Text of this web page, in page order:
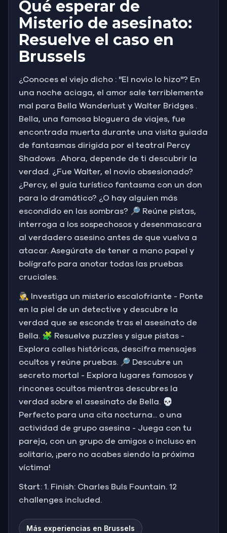
Qué esperar de
Misterio de asesinato:
Resuelve el caso en
Brussels
¿Conoces el viejo dicho : "El novio lo hizo"? En
una noche aciaga, el amor sale terriblemente
mal para Bella Wanderlust y Walter Bridges .
Bella, una famosa bloguera de viajes, fue
encontrada muerta durante una visita guiada
de fantasmas dirigida por el teatral Percy
Shadows . Ahora, depende de ti descubrir la
verdad. ¿Fue Walter, el novio obsesionado?
¿Percy, el guía turístico fantasma con un don
para lo dramático? ¿O hay alguien más
escondido en las sombras? 🔎 Reúne pistas,
interroga a los sospechosos y desenmascara
al verdadero asesino antes de que vuelva a
atacar. Asegúrate de tener a mano papel y
bolígrafo para anotar todas las pruebas
cruciales.
🕵️‍♂️ Investiga un misterio escalofriante - Ponte
en la piel de un detective y descubre la
verdad que se esconde tras el asesinato de
Bella. 🧩 Resuelve puzzles y sigue pistas -
Explora calles históricas, descifra mensajes
ocultos y reúne pruebas. 🔎 Descubre un
secreto mortal - Explora lugares famosos y
rincones ocultos mientras descubres la
verdad sobre el asesinato de Bella. 💀
Perfecto para una cita nocturna... o una
actividad de grupo asesina - Juega con tu
pareja, con un grupo de amigos o incluso en
solitario, ¡pero no acabes siendo la próxima
víctima!
Start: 1. Finish: Charles Buls Fountain. 12
challenges included.
Más experiencias en Brussels